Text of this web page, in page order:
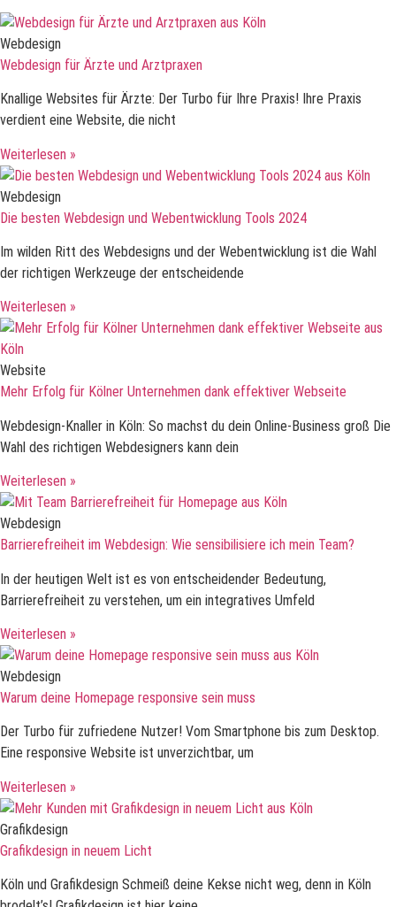
Webdesign
Webdesign für Ärzte und Arztpraxen
Knallige Websites für Ärzte: Der Turbo für Ihre Praxis! Ihre Praxis
verdient eine Website, die nicht
Weiterlesen »
Webdesign
Die besten Webdesign und Webentwicklung Tools 2024
Im wilden Ritt des Webdesigns und der Webentwicklung ist die Wahl
der richtigen Werkzeuge der entscheidende
Weiterlesen »
Website
Mehr Erfolg für Kölner Unternehmen dank effektiver Webseite
Webdesign-Knaller in Köln: So machst du dein Online-Business groß Die
Wahl des richtigen Webdesigners kann dein
Weiterlesen »
Webdesign
Barrierefreiheit im Webdesign: Wie sensibilisiere ich mein Team?
In der heutigen Welt ist es von entscheidender Bedeutung,
Barrierefreiheit zu verstehen, um ein integratives Umfeld
Weiterlesen »
Webdesign
Warum deine Homepage responsive sein muss
Der Turbo für zufriedene Nutzer! Vom Smartphone bis zum Desktop.
Eine responsive Website ist unverzichtbar, um
Weiterlesen »
Grafikdesign
Grafikdesign in neuem Licht
Köln und Grafikdesign Schmeiß deine Kekse nicht weg, denn in Köln